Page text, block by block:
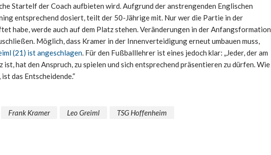
Startelf der Coach aufbieten wird. Aufgrund der anstrengenden Englischen
entsprechend dosiert, teilt der 50-Jährige mit. Nur wer die Partie in der
habe, werde auch auf dem Platz stehen. Veränderungen in der Anfangsformation
Möglich, dass Kramer in der Innenverteidigung erneut umbauen muss,
(21) ist angeschlagen. Für den Fußballlehrer ist eines jedoch klar: „Jeder, der am
ist, hat den Anspruch, zu spielen und sich entsprechend präsentieren zu dürfen. Wie
das Entscheidende.“
Frank Kramer Leo Greiml TSG Hoffenheim